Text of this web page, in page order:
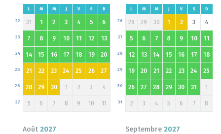
L M M J V S D
31
22 1 2 3 4 5 6
7
23 8 9 10 11 12 13
14
24 15 16 17 18 19 20
21
25 22 23 24 25 26 27
28
26 29 30 1 2 3 4
5
27 6 7 8 9 10 11
L M M J V S D
28
26 29 30 1 2 3 4
5
27 6 7 8 9 10 11
12
28 13 14 15 16 17 18
19
29 20 21 22 23 24 25
26
30 27 28 29 30 31 1
2
31 3 4 5 6 7 8
Août 2027 Septembre 2027